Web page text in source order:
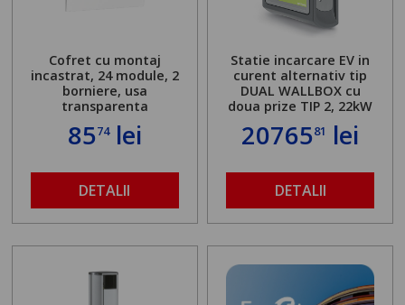
Cofret cu montaj
incastrat, 24 module, 2
borniere, usa
transparenta
8574lei
DETALII
Statie incarcare EV in
curent alternativ tip
DUAL WALLBOX cu
doua prize TIP 2, 22kW
2076581 lei
DETALII